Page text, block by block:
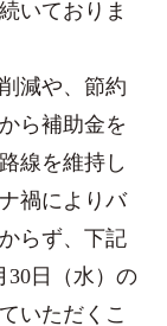
いておりま
減や、節約
ら補助金を
線を維持し
禍によりバ
らず、下記
30日（水）の
いただくこ